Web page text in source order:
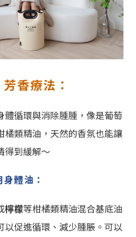
香療法：
體循環與消除腫腫，像是葡萄
橘類精油，天然的香氛也能讓
得到緩解～
體油：
檸檬等柑橘類精油混合基底油
以促進循環、減少腫脹。可以